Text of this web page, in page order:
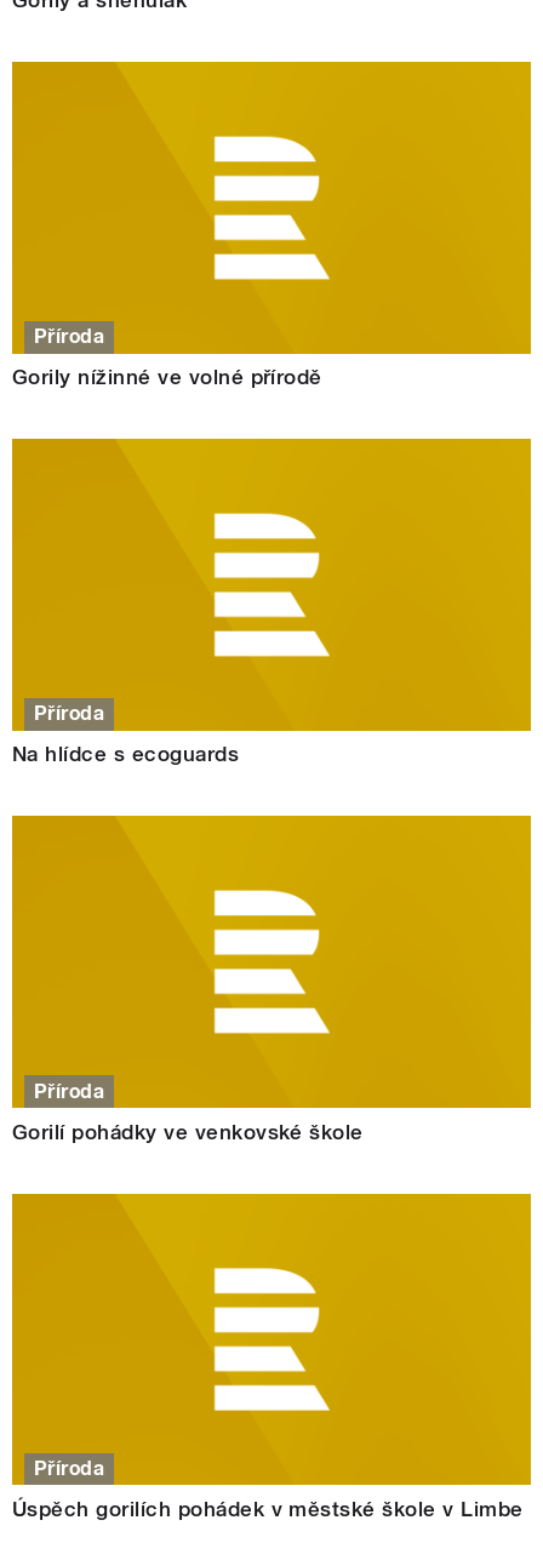
Příroda
Gorily nížinné ve volné přírodě
Příroda
Na hlídce s ecoguards
Příroda
Gorilí pohádky ve venkovské škole
Příroda
Úspěch gorilích pohádek v městské škole v Limbe